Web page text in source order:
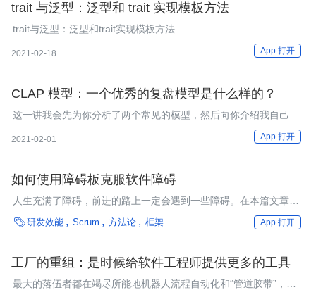
trait 与泛型：泛型和 trait 实现模板方法
trait与泛型：泛型和trait实现模板方法
2021-02-18 App 打开
CLAP 模型：一个优秀的复盘模型是什么样的？
这一讲我会先为你分析了两个常见的模型，然后向你介绍我自己提
2021-02-01 App 打开
如何使用障碍板克服软件障碍
人生充满了障碍，前进的路上一定会遇到一些障碍。在本篇文章
中，Carly Richmond思考了他们采用第一块障碍板的成功和挑战。
她将讨论他们如何将这块板整合到自己的实践中，并分享他们在这
研发效能 Scrum 方法论 框架 App 打开
工厂的重组：是时候给软件工程师提供更多的工具
最大的落伍者都在竭尽所能地机器人流程自动化和“管道胶带”，以